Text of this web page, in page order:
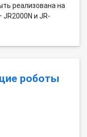
реализована на
и JR-
роботы